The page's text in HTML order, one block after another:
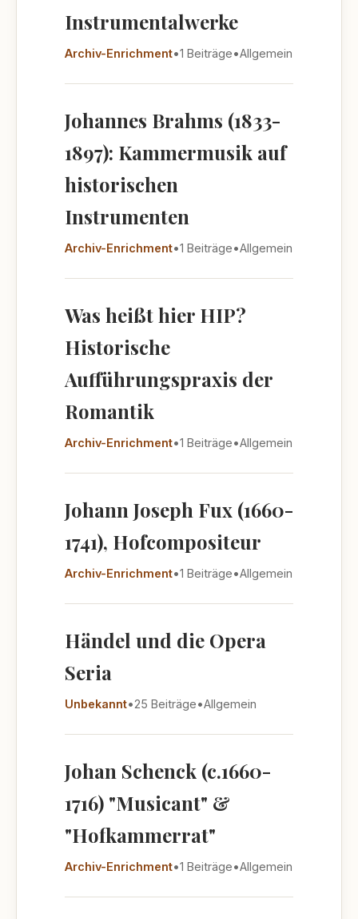
Instrumentalwerke
Archiv-Enrichment•1 Beiträge•Allgemein
Johannes Brahms (1833-
1897): Kammermusik auf
historischen
Instrumenten
Archiv-Enrichment•1 Beiträge•Allgemein
Was heißt hier HIP?
Historische
Aufführungspraxis der
Romantik
Archiv-Enrichment•1 Beiträge•Allgemein
Johann Joseph Fux (1660-
1741), Hofcompositeur
Archiv-Enrichment•1 Beiträge•Allgemein
Händel und die Opera
Seria
Unbekannt•25 Beiträge•Allgemein
Johan Schenck (c.1660-
1716) "Musicant" &
"Hofkammerrat"
Archiv-Enrichment•1 Beiträge•Allgemein